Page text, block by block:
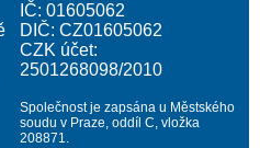
IČ: 01605062
DIČ: CZ01605062
CZK účet:
2501268098/2010
Společnost je zapsána u Městského
soudu v Praze, oddíl C, vložka
208871.